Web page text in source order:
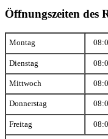
Öffnungszeiten des
Montag
Dienstag
Mittwoch
Donnerstag
Freitag